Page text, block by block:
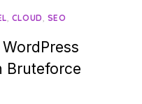
, CLOUD, SEO
Bruteforce